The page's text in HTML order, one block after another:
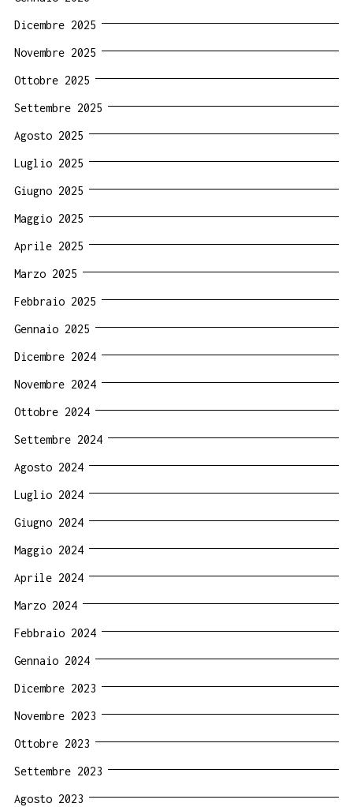
Dicembre 2025
Novembre 2025
Ottobre 2025
Settembre 2025
Agosto 2025
Luglio 2025
Giugno 2025
Maggio 2025
Aprile 2025
Marzo 2025
Febbraio 2025
Gennaio 2025
Dicembre 2024
Novembre 2024
Ottobre 2024
Settembre 2024
Agosto 2024
Luglio 2024
Giugno 2024
Maggio 2024
Aprile 2024
Marzo 2024
Febbraio 2024
Gennaio 2024
Dicembre 2023
Novembre 2023
Ottobre 2023
Settembre 2023
Agosto 2023